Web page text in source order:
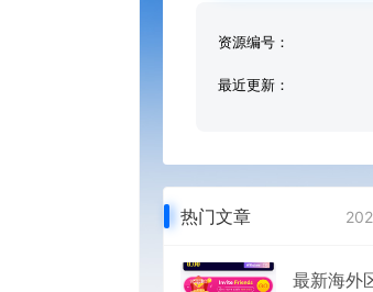
资源编号：
最近更新：
热门文章